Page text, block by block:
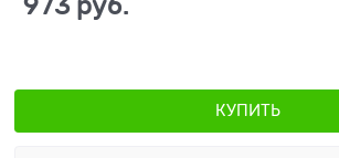
КУПИТЬ